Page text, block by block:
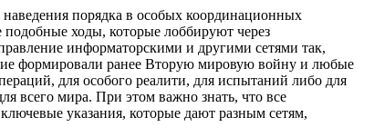
порядка в особых координационных
ходы, которые лоббируют через
информаторскими и другими сетями так,
формировали ранее Вторую мировую войну и любые
для особого реалити, для испытаний либо для
всего мира. При этом важно знать, что все
указания, которые дают разным сетям,